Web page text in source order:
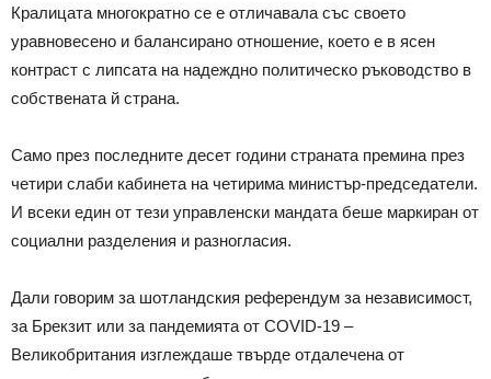
Кралицата многократно се е отличавала със своето
уравновесено и балансирано отношение, което е в ясен
контраст с липсата на надеждно политическо ръководство в
собствената й страна.
Само през последните десет години страната премина през
четири слаби кабинета на четирима министър-председатели.
И всеки един от тези управленски мандата беше маркиран от
социални разделения и разногласия.
Дали говорим за шотландския референдум за независимост,
за Брекзит или за пандемията от COVID-19 –
Великобритания изглеждаше твърде отдалечена от